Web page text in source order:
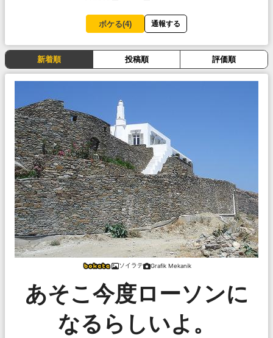
ボケる(4) 通報する
新着順 投稿順 評価順
ソイラテ Grafik Mekanik
あそこ今度ローソンに
なるらしいよ。